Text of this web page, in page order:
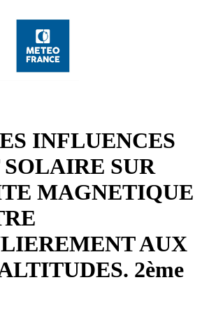
INFLUENCES
SUR
MAGNETIQUE
AUX
2ème